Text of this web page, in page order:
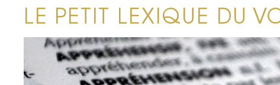
LE PETIT LEXIQUE DU